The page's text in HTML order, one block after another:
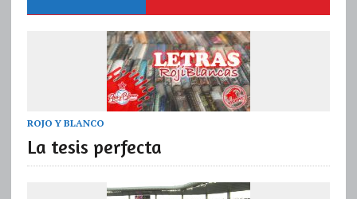
ROJO Y BLANCO
La tesis perfecta